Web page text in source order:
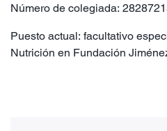
Número de colegiada:
Puesto actual: facultativo
Nutrición en Fundación